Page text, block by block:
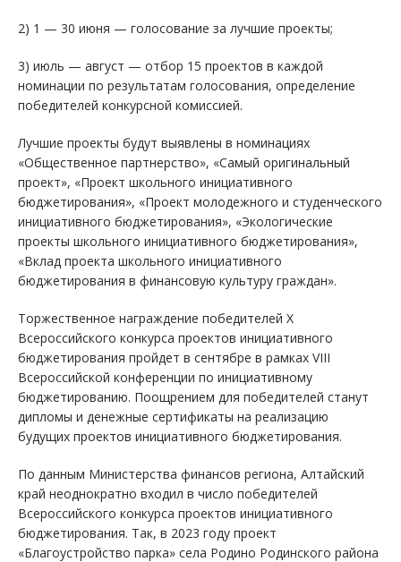
2) 1 — 30 июня — голосование за лучшие проекты;
3) июль — август — отбор 15 проектов в каждой
номинации по результатам голосования, определение
победителей конкурсной комиссией.
Лучшие проекты будут выявлены в номинациях
«Общественное партнерство», «Самый оригинальный
проект», «Проект школьного инициативного
бюджетирования», «Проект молодежного и студенческого
инициативного бюджетирования», «Экологические
проекты школьного инициативного бюджетирования»,
«Вклад проекта школьного инициативного
бюджетирования в финансовую культуру граждан».
Торжественное награждение победителей X
Всероссийского конкурса проектов инициативного
бюджетирования пройдет в сентябре в рамках VIII
Всероссийской конференции по инициативному
бюджетированию. Поощрением для победителей станут
дипломы и денежные сертификаты на реализацию
будущих проектов инициативного бюджетирования.
По данным Министерства финансов региона, Алтайский
край неоднократно входил в число победителей
Всероссийского конкурса проектов инициативного
бюджетирования. Так, в 2023 году проект
«Благоустройство парка» села Родино Родинского района